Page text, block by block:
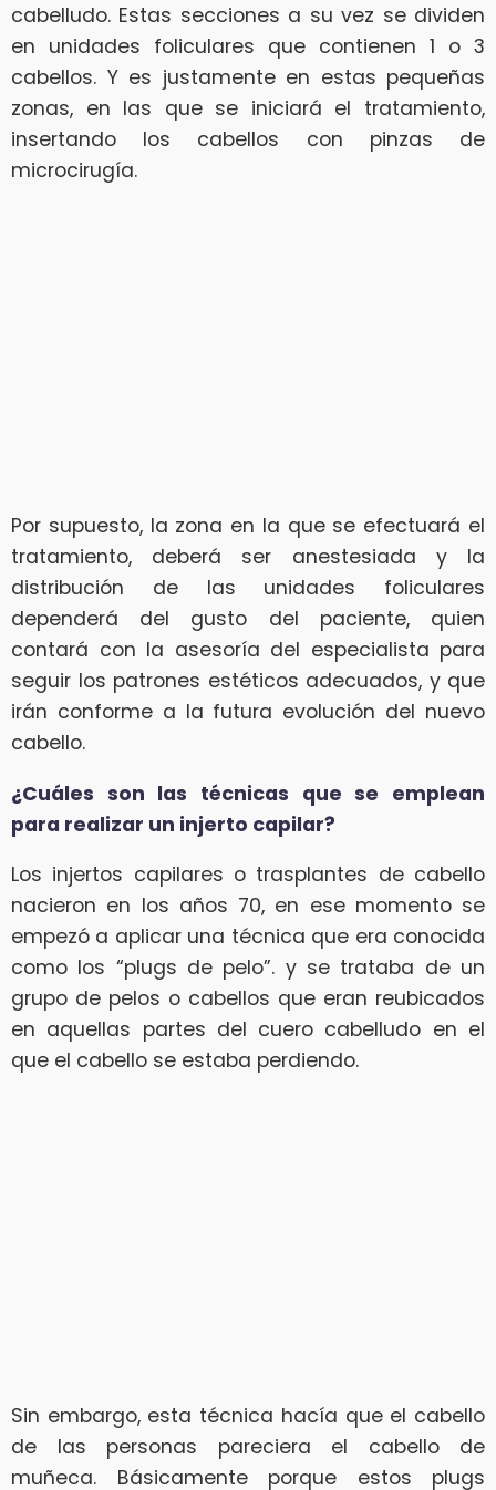
cabelludo. Estas secciones a su vez se dividen
en unidades foliculares que contienen 1 o 3
cabellos. Y es justamente en estas pequeñas
zonas, en las que se iniciará el tratamiento,
insertando los cabellos con pinzas de
microcirugía.
Por supuesto, la zona en la que se efectuará el
tratamiento, deberá ser anestesiada y la
distribución de las unidades foliculares
dependerá del gusto del paciente, quien
contará con la asesoría del especialista para
seguir los patrones estéticos adecuados, y que
irán conforme a la futura evolución del nuevo
cabello.
¿Cuáles son las técnicas que se emplean
para realizar un injerto capilar?
Los injertos capilares o trasplantes de cabello
nacieron en los años 70, en ese momento se
empezó a aplicar una técnica que era conocida
como los “plugs de pelo”. y se trataba de un
grupo de pelos o cabellos que eran reubicados
en aquellas partes del cuero cabelludo en el
que el cabello se estaba perdiendo.
Sin embargo, esta técnica hacía que el cabello
de las personas pareciera el cabello de
muñeca. Básicamente porque estos plugs